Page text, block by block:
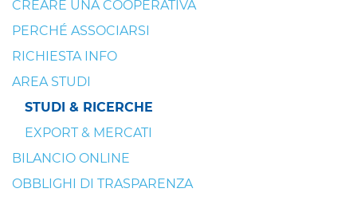
CREARE UNA COOPERATIVA
PERCHÉ ASSOCIARSI
RICHIESTA INFO
AREA STUDI
STUDI & RICERCHE
EXPORT & MERCATI
BILANCIO ONLINE
OBBLIGHI DI TRASPARENZA